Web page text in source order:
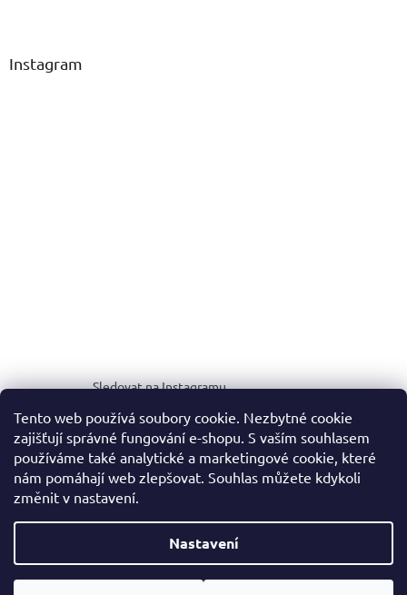
Tento web používá soubory cookie. Nezbytné cookie
zajišťují správné fungování e-shopu. S vaším souhlasem
používáme také analytické a marketingové cookie, které
nám pomáhají web zlepšovat. Souhlas můžete kdykoli
změnit v nastavení.
Nastavení
Instagram
Sledovat na Instagramu
MEDIA KIT
Vytvořil Shoptet
Copyright 2026NOALE.. Všechna práva vyhrazena.Upravit